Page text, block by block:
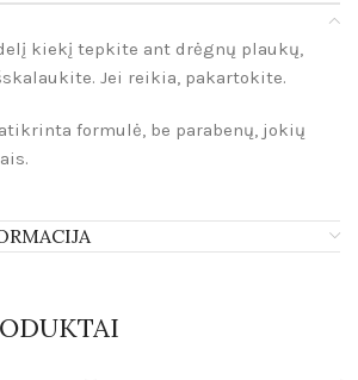
kiekį tepkite ant drėgnų plaukų,
Jei reikia, pakartokite.
formulė, be parabenų, jokių